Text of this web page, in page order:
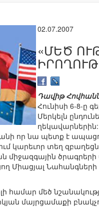
02.07.2007
«ՄԵԾ
Դավիթ
Հունիսի 6-8-ը
Մերկելն
որ նա պետք է
կարեւոր տեղ
Միացյալ Նահանգների
համար մեծ
մայրցամաքի